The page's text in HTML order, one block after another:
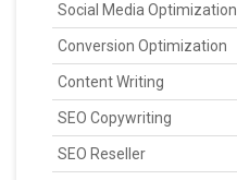
Social Media Optimization
Conversion Optimization
Content Writing
SEO Copywriting
SEO Reseller